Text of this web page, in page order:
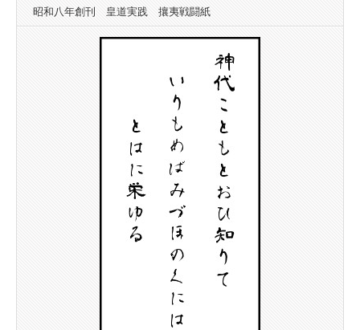
昭和八年創刊 皇道実践 攘夷戦闘紙